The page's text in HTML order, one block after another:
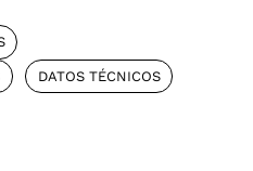
DATOS TÉCNICOS